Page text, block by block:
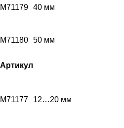
M71179 40 мм
M71180 50 мм
Артикул
M71177 12…20 мм